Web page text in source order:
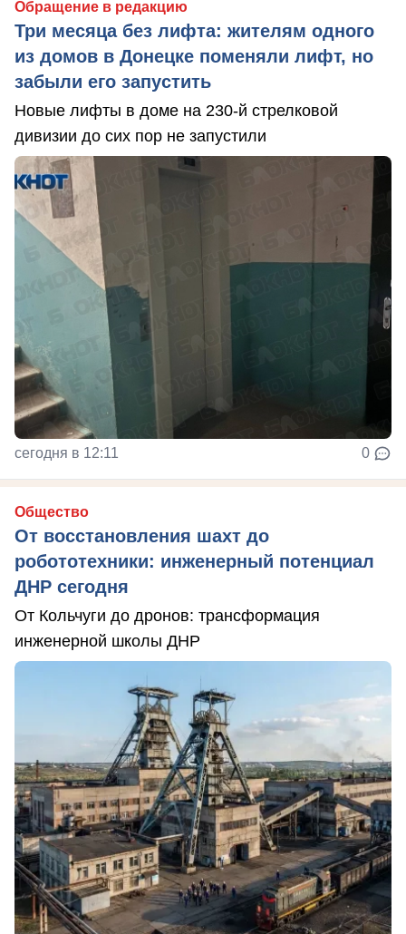
Обращение в редакцию
Три месяца без лифта: жителям одного
из домов в Донецке поменяли лифт, но
забыли его запустить
Новые лифты в доме на 230-й стрелковой
дивизии до сих пор не запустили
сегодня в 12:11 0
Общество
От восстановления шахт до
робототехники: инженерный потенциал
ДНР сегодня
От Кольчуги до дронов: трансформация
инженерной школы ДНР